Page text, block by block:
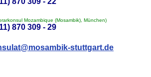
Mozambique (Mosambik), München)
870 309 - 29
stuttgart.de